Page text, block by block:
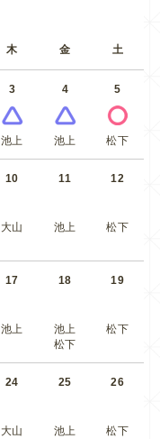
木 金 土
3
池上
4
池上
5
松下
10
大山
11
池上
12
松下
17
池上
18
池上
松下
19
松下
24
大山
25
池上
26
松下